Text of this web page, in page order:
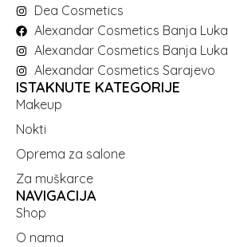
Dea Cosmetics
Alexandar Cosmetics Banja Luka
Alexandar Cosmetics Banja Luka
Alexandar Cosmetics Sarajevo
ISTAKNUTE KATEGORIJE
Makeup
Nokti
Oprema za salone
Za muškarce
NAVIGACIJA
Shop
O nama